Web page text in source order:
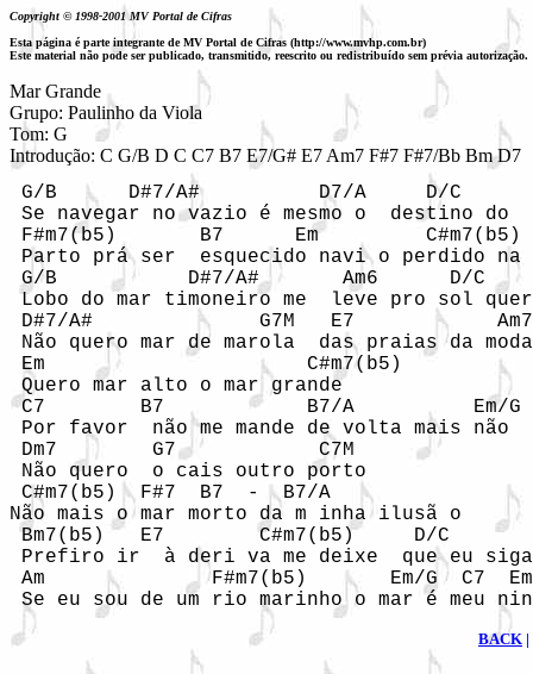
Copyright © 1998-2001 MV Portal de Cifras
Esta página é parte integrante de MV Portal de Cifras (http://www.mvhp.com.br)
Este material não pode ser publicado, transmitido, reescrito ou redistribuído sem prévia autorização.
Mar Grande
Grupo: Paulinho da Viola
Tom: G
Introdução: C G/B D C C7 B7 E7/G# E7 Am7 F#7 F#7/Bb Bm D7
G/B      D#7/A#          D7/A     D/C
Se navegar no vazio é mesmo o  destino do
F#m7(b5)       B7      Em
Parto prá ser  esquecido navi o perdido
G/B           D#7/A#       Am6      D/C
Lobo do mar timoneiro me  leve pro sol
D#7/A#              G7M   E7
Não quero mar de marola  das praias da
Em                      C#m7(b5)
Quero mar alto o mar grande
C7        B7            B7/A          Em/G
Por favor  não me mande de volta mais
Dm7        G7            C7M
Não quero  o cais outro porto
C#m7(b5)  F#7  B7  -  B7/A
Não mais o mar morto da m inha ilusã o
Bm7(b5)   E7        C#m7(b5)     D/C
Prefiro ir  à deri va me deixe  que eu
Am              F#m7(b5)       Em/G  C7
Se eu sou de um rio marinho o mar é meu
BACK |